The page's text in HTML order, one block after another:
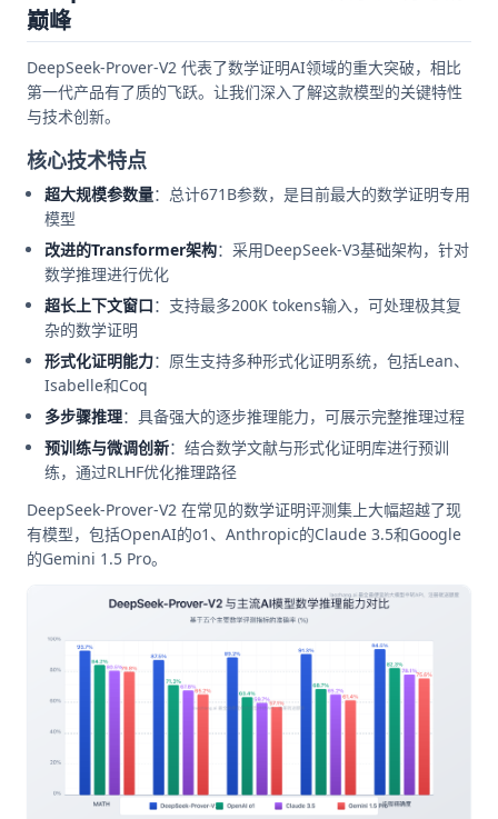
巅峰
DeepSeek-Prover-V2 代表了数学证明AI领域的重大突破，相比
第一代产品有了质的飞跃。让我们深入了解这款模型的关键特性
与技术创新。
核心技术特点
超大规模参数量：总计671B参数，是目前最大的数学证明专用
模型
改进的Transformer架构：采用DeepSeek-V3基础架构，针对
数学推理进行优化
超长上下文窗口：支持最多200K tokens输入，可处理极其复
杂的数学证明
形式化证明能力：原生支持多种形式化证明系统，包括Lean、
Isabelle和Coq
多步骤推理：具备强大的逐步推理能力，可展示完整推理过程
预训练与微调创新：结合数学文献与形式化证明库进行预训
练，通过RLHF优化推理路径
DeepSeek-Prover-V2 在常见的数学证明评测集上大幅超越了现
有模型，包括OpenAI的o1、Anthropic的Claude 3.5和Google
的Gemini 1.5 Pro。